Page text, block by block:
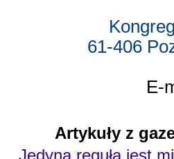
61-406
E-
Artykuły z